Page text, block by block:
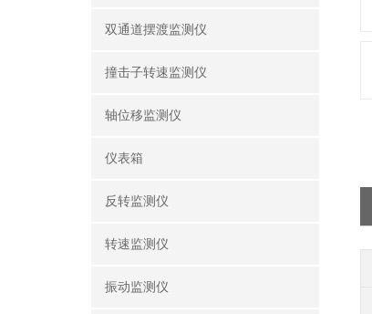
双通道摆渡监测仪
撞击子转速监测仪
轴位移监测仪
仪表箱
反转监测仪
转速监测仪
振动监测仪